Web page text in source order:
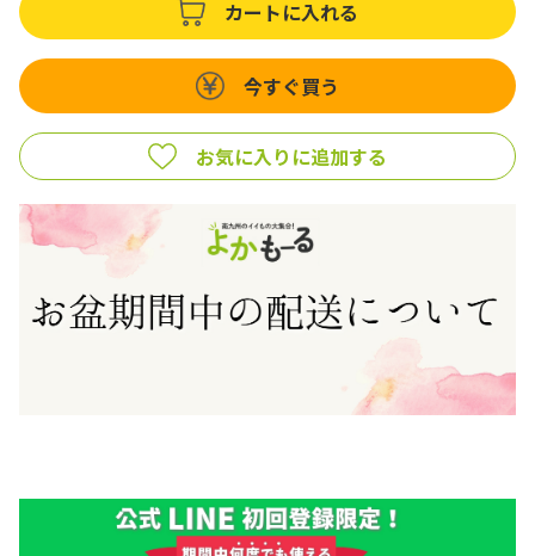
カートに入れる
今すぐ買う
お気に入りに追加する